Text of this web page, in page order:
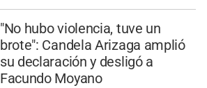
"No hubo violencia, tuve un
brote": Candela Arizaga amplió
su declaración y desligó a
Facundo Moyano